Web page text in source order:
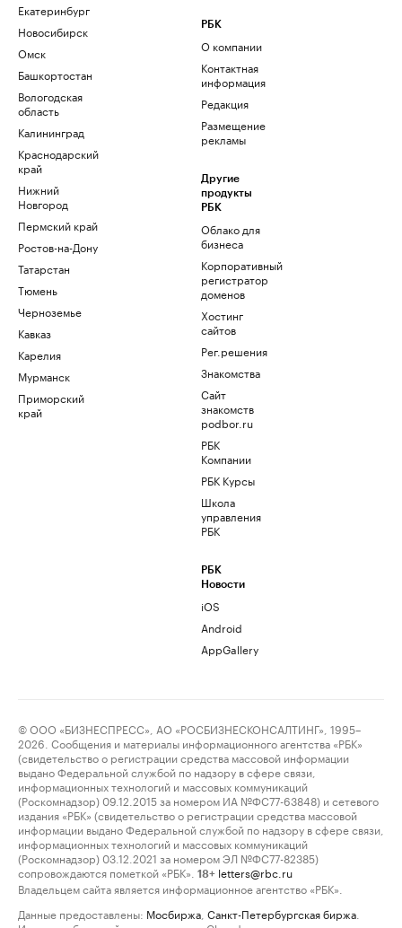
Екатеринбург
Новосибирск
Омск
Башкортостан
Вологодская
область
Калининград
Краснодарский
край
Нижний
Новгород
Пермский край
Ростов-на-Дону
Татарстан
Тюмень
Черноземье
Кавказ
Карелия
Мурманск
Приморский
край
РБК
О компании
Контактная
информация
Редакция
Размещение
рекламы
Другие
продукты
РБК
Облако для
бизнеса
Корпоративный
регистратор
доменов
Хостинг
сайтов
Рег.решения
Знакомства
Сайт
знакомств
podbor.ru
РБК
Компании
РБК Курсы
Школа
управления
РБК
РБК
Новости
iOS
Android
AppGallery
© ООО «БИЗНЕСПРЕСС», АО «РОСБИЗНЕСКОНСАЛТИНГ», 1995–
2026. Сообщения и материалы информационного агентства «РБК»
(свидетельство о регистрации средства массовой информации
выдано Федеральной службой по надзору в сфере связи,
информационных технологий и массовых коммуникаций
(Роскомнадзор) 09.12.2015 за номером ИА №ФС77-63848) и сетевого
издания «РБК» (свидетельство о регистрации средства массовой
информации выдано Федеральной службой по надзору в сфере связи,
информационных технологий и массовых коммуникаций
(Роскомнадзор) 03.12.2021 за номером ЭЛ №ФС77-82385)
сопровождаются пометкой «РБК».
18+ letters@rbc.ru
Владельцем сайта является информационное агентство «РБК».
Данные предоставлены: Мосбиржа Санкт-Петербургская биржа